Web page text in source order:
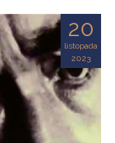
20
listopada
2023